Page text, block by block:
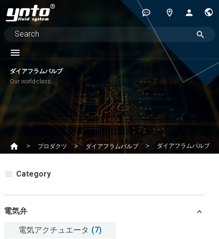
ダイアフラムバルブ
Our world-class
プロダクツ ダイアフラムバルブ ダイアフラムバルブ
Category
電気弁
電気アクチュエータ (7)